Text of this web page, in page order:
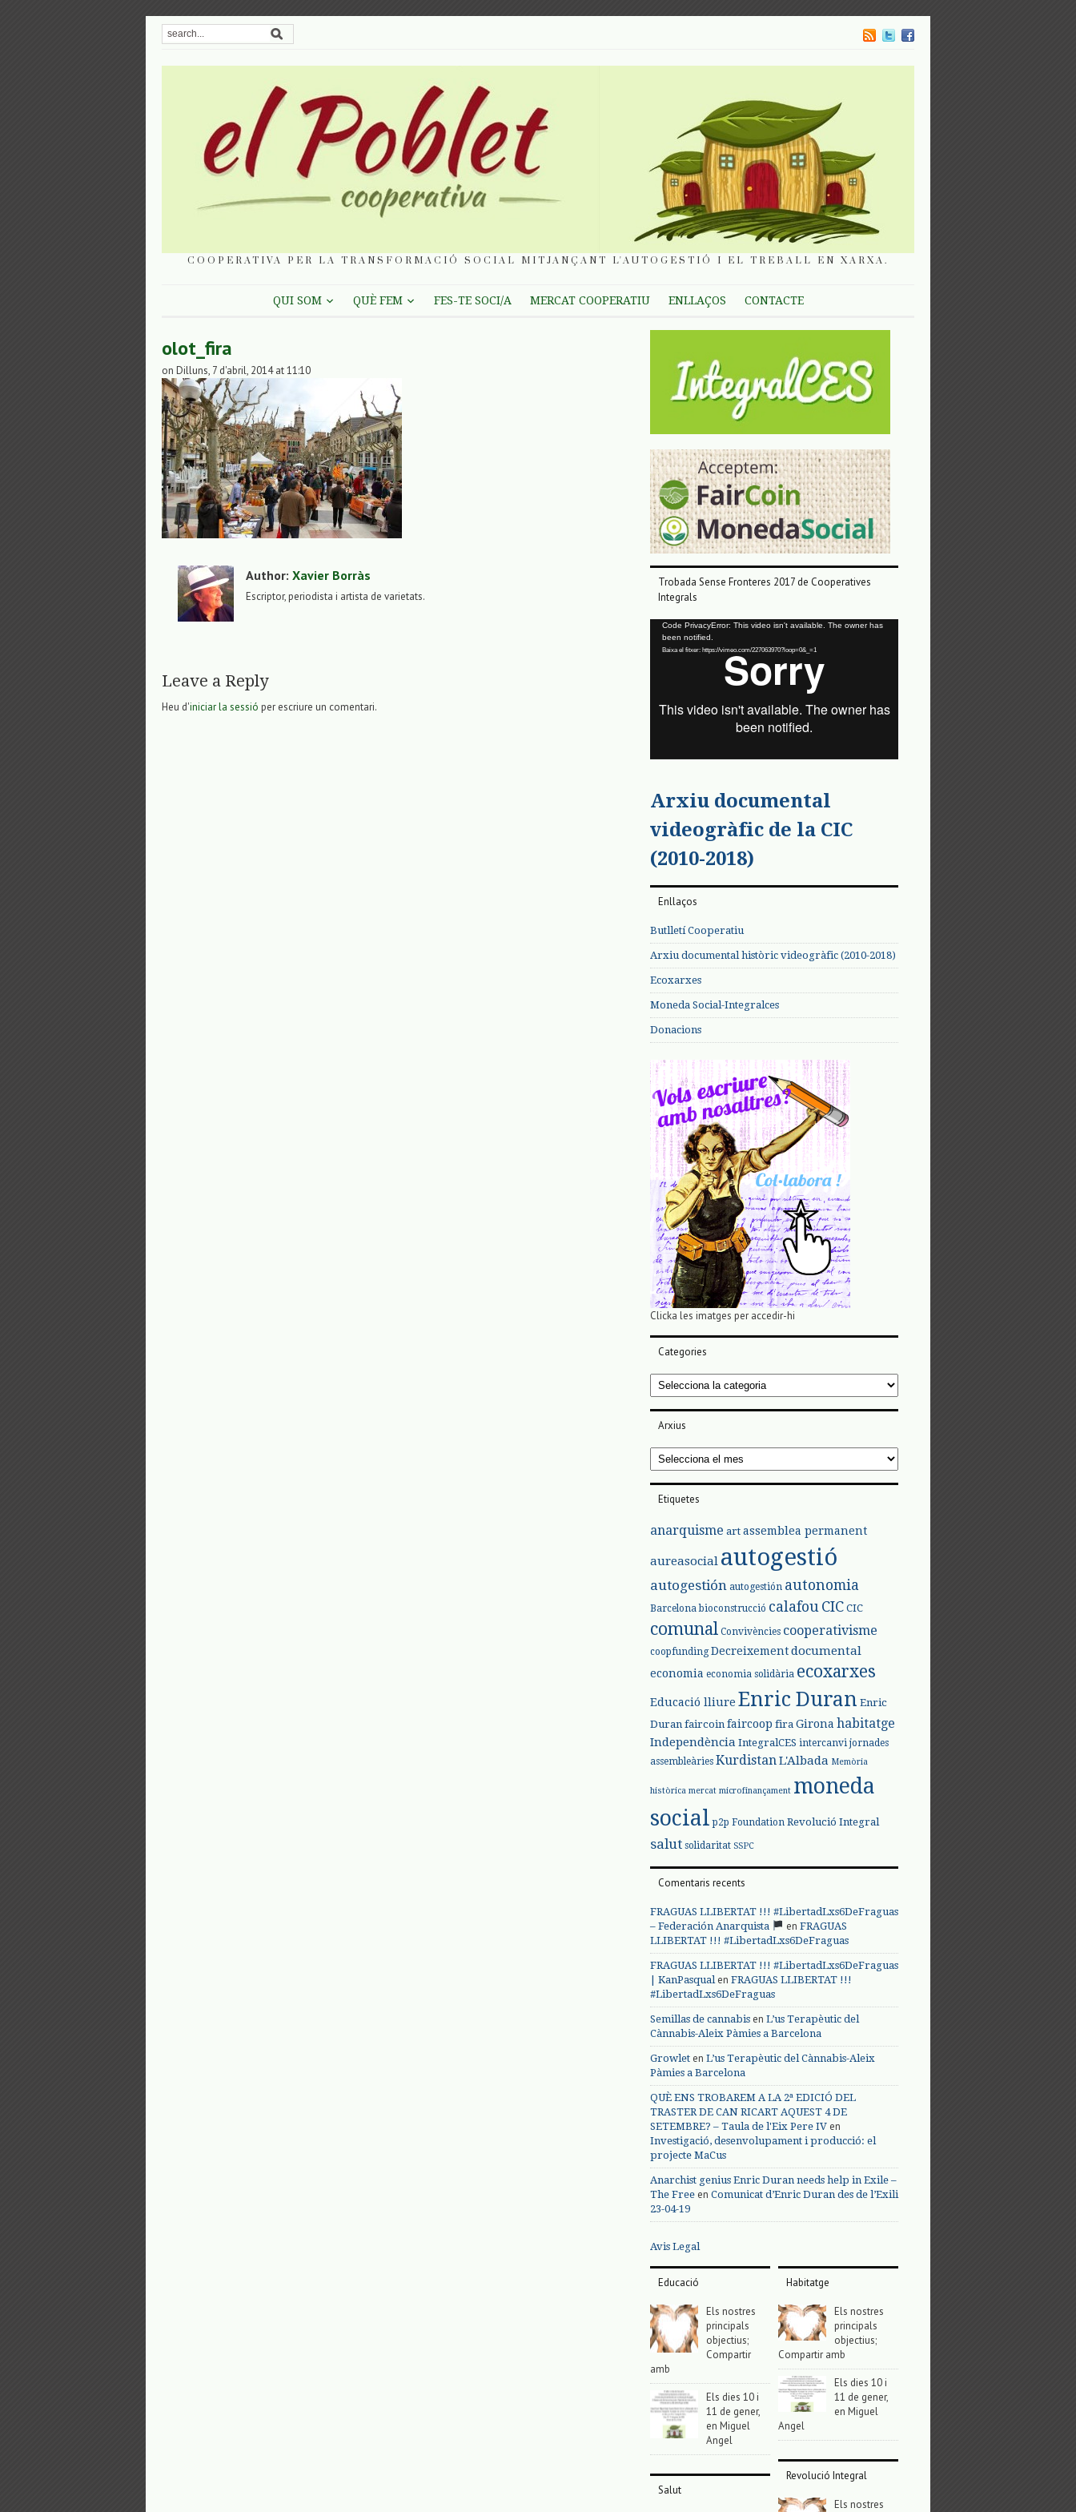
COOPERATIVA PER LA TRANSFORMACIÓ SOCIAL MITJANÇANT L'AUTOGESTIÓ I EL TREBALL EN XARXA.
QUI SOM QUÈ FEM FES-TE SOCI/A MERCAT COOPERATIU ENLLAÇOS CONTACTE
olot_fira
on Dilluns, 7 d'abril, 2014 at 11:10
Author: Xavier Borràs
Escriptor, periodista i artista de varietats.
Leave a Reply
Heu d'iniciar la sessió per escriure un comentari.
Trobada Sense Fronteres 2017 de Cooperatives
Integrals
Reproductor
vídeo
Code PrivacyError: This video isn't available. The owner has
been notified.
Baixa el fitxer: https://vimeo.com/227063970?loop=0&_=1
Arxiu documental
videogràfic de la CIC
(2010-2018)
Enllaços
Butlletí Cooperatiu
Arxiu documental històric videogràfic (2010-2018)
Ecoxarxes
Moneda Social-Integralces
Donacions
Clicka les imatges per accedir-hi
Categories
Categories
Arxius
Arxius
Etiquetes
anarquisme art assemblea permanent
aureasocial autogestió
autogestión autogestión autonomia
Barcelona bioconstrucció calafou CIC CIC
comunal Convivències cooperativisme
coopfunding Decreixementdocumental
economia economia solidària ecoxarxes
Educació lliure Enric Duran Enric
Duran faircoin faircoop fira Girona habitatge
Independència IntegralCES intercanvi jornades
assembleàries Kurdistan L'Albada Memòria
històrica mercat microfinançament moneda
social p2p Foundation Revolució Integral
salut solidaritat SSPC
Comentaris recents
FRAGUAS LLIBERTAT !!! #LibertadLxs6DeFraguas
– Federación Anarquista
en FRAGUAS
LLIBERTAT !!! #LibertadLxs6DeFraguas
FRAGUAS LLIBERTAT !!! #LibertadLxs6DeFraguas
| KanPasqualen FRAGUAS LLIBERTAT !!!
#LibertadLxs6DeFraguas
Semillas de cannabis en L’us Terapèutic del
Cànnabis-Aleix Pàmies a Barcelona
Growlet en L’us Terapèutic del Cànnabis-Aleix
Pàmies a Barcelona
QUÈ ENS TROBAREM A LA 2ª EDICIÓ DEL
TRASTER DE CAN RICART AQUEST 4 DE
SETEMBRE? – Taula de l'Eix Pere IV en
Investigació, desenvolupament i producció: el
projecte MaCus
Anarchist genius Enric Duran needs help in Exile –
The Free en Comunicat d’Enric Duran des de l’Exili
23-04-19
Avis Legal
Educació
Els nostres
principals
objectius;
Compartir
amb
Els dies 10 i
11 de gener,
en Miguel
Angel
Salut
Habitatge
Els nostres
principals
objectius;
Compartir amb
Els dies 10 i
11 de gener,
en Miguel
Angel
Revolució Integral
Els nostres